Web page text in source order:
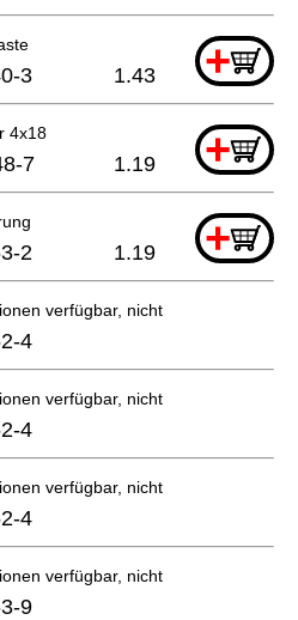
+
3 1.43
4x18 +
7 1.19
+
2 1.19
verfügbar, nicht bestellbar
4
verfügbar, nicht bestellbar
4
verfügbar, nicht bestellbar
4
verfügbar, nicht bestellbar
9